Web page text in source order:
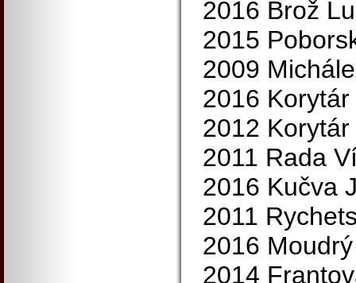
2016 Brož
2015
2009
2016
2012
2011 Rada
2016 Kučva
2011
2016
2014